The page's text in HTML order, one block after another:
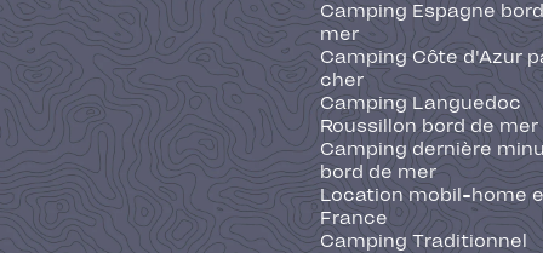
Camping Espagne
mer
Camping Côte d'Azur
cher
Camping Languedoc
Roussillon bord de mer
Camping dernière
bord de mer
Location mobil-home
France
Camping Traditionnel